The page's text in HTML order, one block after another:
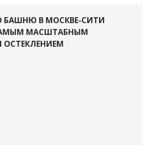
БАШНЮ В МОСКВЕ-СИТИ
МАСШТАБНЫМ